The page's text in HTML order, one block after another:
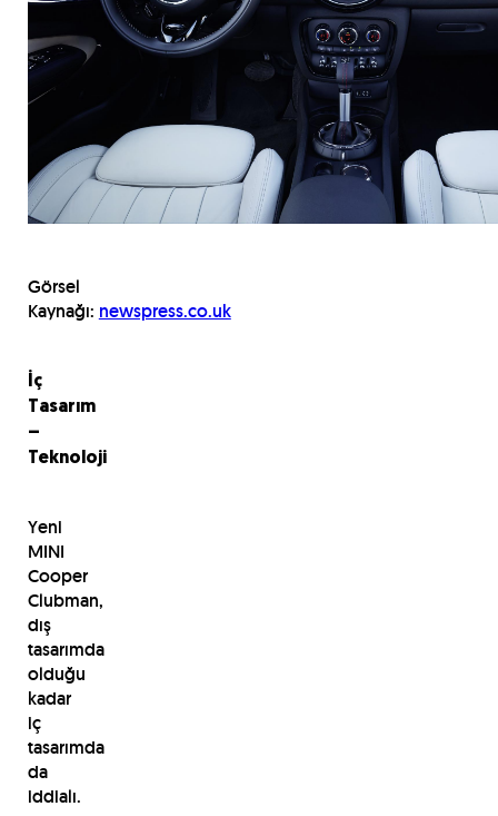
Görsel
Kaynağı: newspress.co.uk
İç
Tasarım
–
Teknoloji
Yeni
MINI
Cooper
Clubman,
dış
tasarımda
olduğu
kadar
iç
tasarımda
da
iddialı.